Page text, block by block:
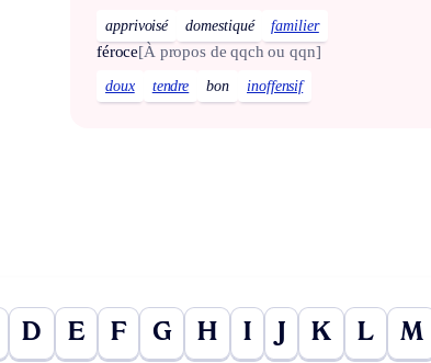
apprivoisé domestiqué familier
féroce[À propos de qqch ou qqn]
doux tendre bon inoffensif
D E F G H I J K L M